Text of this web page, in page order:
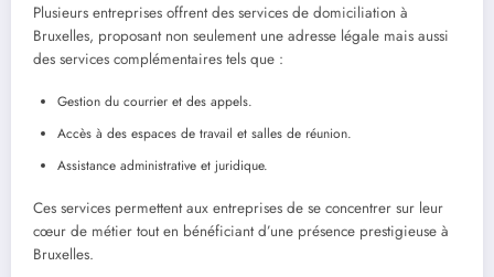
Plusieurs entreprises offrent des services de domiciliation à
Bruxelles, proposant non seulement une adresse légale mais aussi
des services complémentaires tels que :
Gestion du courrier et des appels.
Accès à des espaces de travail et salles de réunion.
Assistance administrative et juridique.
Ces services permettent aux entreprises de se concentrer sur leur
cœur de métier tout en bénéficiant d’une présence prestigieuse à
Bruxelles.